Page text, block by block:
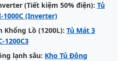
(Tiết kiệm 50% điện): Tủ
1000C (Inverter)
Khổng Lồ (1200L): Tủ Mát 3
1200C3
lạnh sâu: Kho Tủ Đông